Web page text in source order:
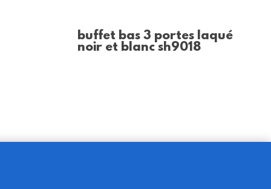
buffet bas 3 portes laqué
noir et blanc sh9018